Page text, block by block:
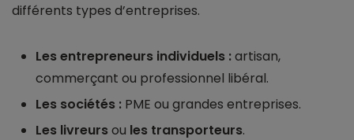
différents types d’entreprises.
Les entrepreneurs individuels :artisan,
commerçant ou professionnel libéral.
Les sociétés : PME ou grandes entreprises.
Les livreursou les transporteurs.